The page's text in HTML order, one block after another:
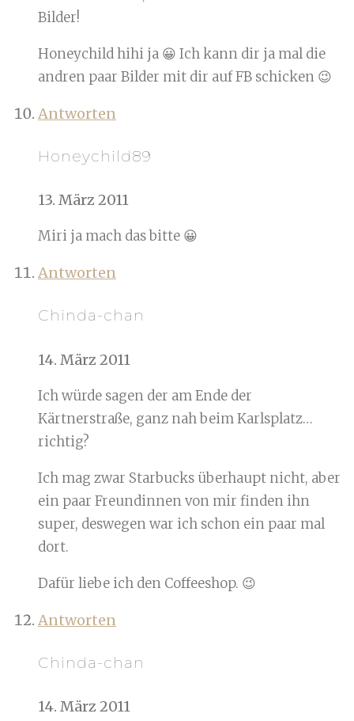
Bilder!
Honeychild hihi ja 😀 Ich kann dir ja mal die
andren paar Bilder mit dir auf FB schicken 😉
Antworten
Honeychild89
13. März 2011
Miri ja mach das bitte 😀
Antworten
Chinda-chan
14. März 2011
Ich würde sagen der am Ende der
Kärtnerstraße, ganz nah beim Karlsplatz…
richtig?
Ich mag zwar Starbucks überhaupt nicht, aber
ein paar Freundinnen von mir finden ihn
super, deswegen war ich schon ein paar mal
dort.
Dafür liebe ich den Coffeeshop. 😉
Antworten
Chinda-chan
14. März 2011